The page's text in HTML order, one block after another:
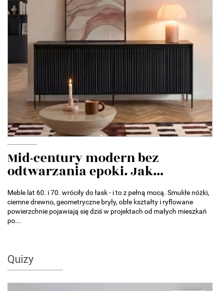
Mid-century modern bez
odtwarzania epoki. Jak...
Meble lat 60. i 70. wróciły do łask - i to z pełną mocą. Smukłe nóżki,
ciemne drewno, geometryczne bryły, obłe kształty i ryflowane
powierzchnie pojawiają się dziś w projektach od małych mieszkań
po...
Quizy